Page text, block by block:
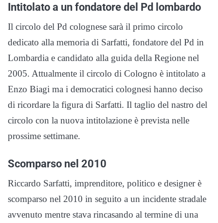
Intitolato a un fondatore del Pd lombardo
Il circolo del Pd colognese sarà il primo circolo
dedicato alla memoria di Sarfatti, fondatore del Pd in
Lombardia e candidato alla guida della Regione nel
2005. Attualmente il circolo di Cologno è intitolato a
Enzo Biagi ma i democratici colognesi hanno deciso
di ricordare la figura di Sarfatti. Il taglio del nastro del
circolo con la nuova intitolazione è prevista nelle
prossime settimane.
Scomparso nel 2010
Riccardo Sarfatti, imprenditore, politico e designer è
scomparso nel 2010 in seguito a un incidente stradale
avvenuto mentre stava rincasando al termine di una